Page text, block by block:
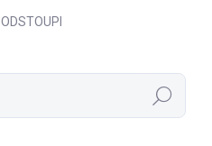
ODSTOUPENÍ OD SMLOUVY
Hledat